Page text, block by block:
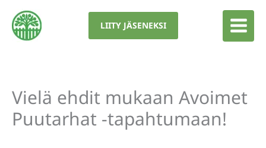
sisältöön
LIITY JÄSENEKSI
Vielä ehdit mukaan Avoimet
Puutarhat -tapahtumaan!